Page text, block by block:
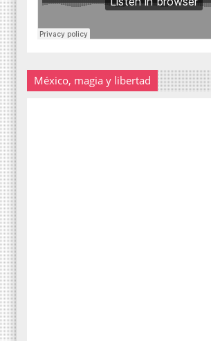
México, magia y libertad